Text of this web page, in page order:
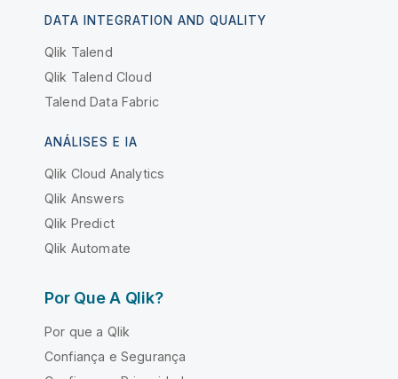
DATA INTEGRATION AND QUALITY
Qlik Talend
Qlik Talend Cloud
Talend Data Fabric
ANÁLISES E IA
Qlik Cloud Analytics
Qlik Answers
Qlik Predict
Qlik Automate
Por Que A Qlik?
Por que a Qlik
Confiança e Segurança